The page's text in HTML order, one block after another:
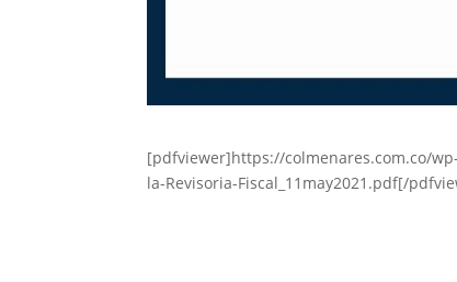
[pdfviewer]https://colmenares.com.co/
la-Revisoria-Fiscal_11may2021.pdf[/